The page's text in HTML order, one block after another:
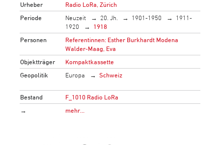
Urheber
Radio LoRa, Zürich
Periode
Neuzeit 20. Jh. 1901-1950
1911-
1920
1918
Personen
Referentinnen: Esther Burkhardt Modena
Walder-Maag, Eva
Objektträger
Kompaktkassette
Geopolitik
Europa Schweiz
Bestand
F_1010 Radio LoRa
→
mehr…